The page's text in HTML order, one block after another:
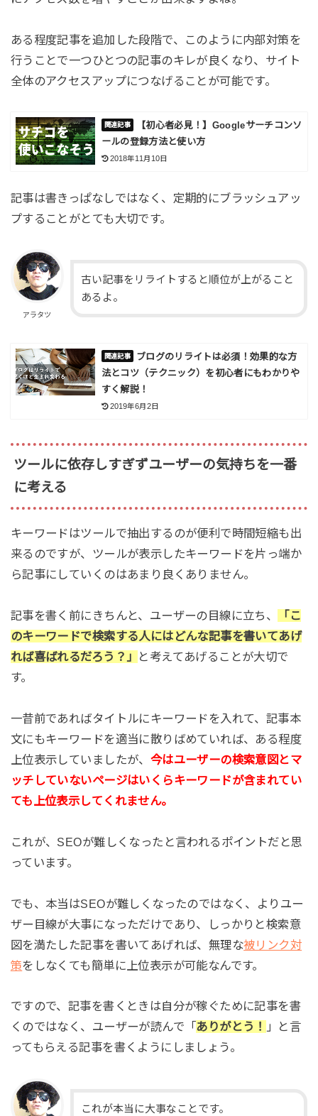
ある程度記事を追加した段階で、このように内部対策を
行うことで一つひとつの記事のキレが良くなり、サイト
全体のアクセスアップにつなげることが可能です。
【初心者必見！】Googleサーチコンソ
ールの登録方法と使い方
2018年11月10日
記事は書きっぱなしではなく、定期的にブラッシュアッ
プすることがとても大切です。
アラタツ
古い記事をリライトすると順位が上がること
あるよ。
ブログのリライトは必須！効果的な方
法とコツ（テクニック）を初心者にもわかりや
すく解説！
2019年6月2日
ツールに依存しすぎずユーザーの気持ちを一番
に考える
キーワードはツールで抽出するのが便利で時間短縮も出
来るのですが、ツールが表示したキーワードを片っ端か
ら記事にしていくのはあまり良くありません。
記事を書く前にきちんと、ユーザーの目線に立ち、
「こ
のキーワードで検索する人にはどんな記事を書いてあげ
れば喜ばれるだろう？」
と考えてあげることが大切で
す。
一昔前であればタイトルにキーワードを入れて、記事本
文にもキーワードを適当に散りばめていれば、ある程度
上位表示していましたが、 今はユーザーの検索意図とマ
ッチしていないページはいくらキーワードが含まれてい
ても上位表示してくれません。
これが、SEOが難しくなったと言われるポイントだと思
っています。
でも、本当はSEOが難しくなったのではなく、よりユー
ザー目線が大事になっただけであり、しっかりと検索意
図を満たした記事を書いてあげれば、無理な被リンク対
策をしなくても簡単に上位表示が可能なんです。
ですので、記事を書くときは自分が稼ぐために記事を書
くのではなく、ユーザーが読んで「 ありがとう！
」と言
ってもらえる記事を書くようにしましょう。
これが本当に大事なことです。